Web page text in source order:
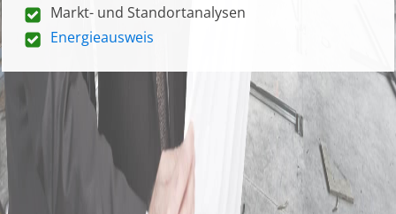
Markt- und Standortanalysen
Energieausweis